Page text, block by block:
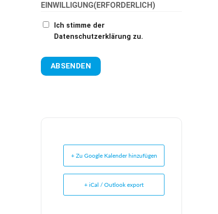
EINWILLIGUNG(ERFORDERLICH)
Ich stimme der
Datenschutzerklärung zu.
+ Zu Google Kalender hinzufügen
+ iCal / Outlook export